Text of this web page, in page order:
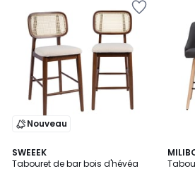
Nouveau
SWEEEK
Tabouret de bar bois d'hévéa
5
/
5